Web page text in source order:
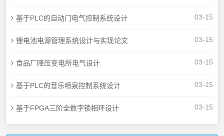
03-15
基于PLC的自动门电气控制系统设计
03-15
锂电池电源管理系统设计与实现论文
03-15
食品厂降压变电所电气设计
03-15
基于PLC的音乐喷泉控制系统设计
03-15
基于FPGA三阶全数字锁相环设计